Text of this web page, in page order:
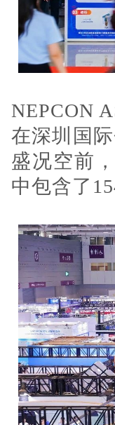
NEPCON
在深圳国
盛况空前
中包含了